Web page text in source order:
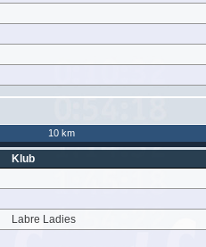
10 km
Klub
Labre Ladies